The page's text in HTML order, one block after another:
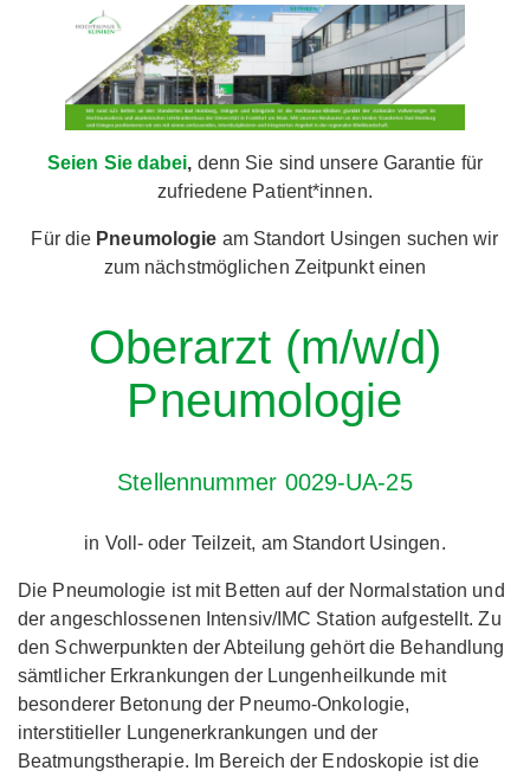
Seien Sie dabei, denn Sie sind unsere Garantie für
zufriedene Patient*innen.
Für die Pneumologie am Standort Usingen suchen wir
zum nächstmöglichen Zeitpunkt einen
Oberarzt (m/w/d)
Pneumologie
Stellennummer 0029-UA-25
in Voll- oder Teilzeit, am Standort Usingen.
Die Pneumologie ist mit Betten auf der Normalstation und
der angeschlossenen Intensiv/IMC Station aufgestellt. Zu
den Schwerpunkten der Abteilung gehört die Behandlung
sämtlicher Erkrankungen der Lungenheilkunde mit
besonderer Betonung der Pneumo-Onkologie,
interstitieller Lungenerkrankungen und der
Beatmungstherapie. Im Bereich der Endoskopie ist die